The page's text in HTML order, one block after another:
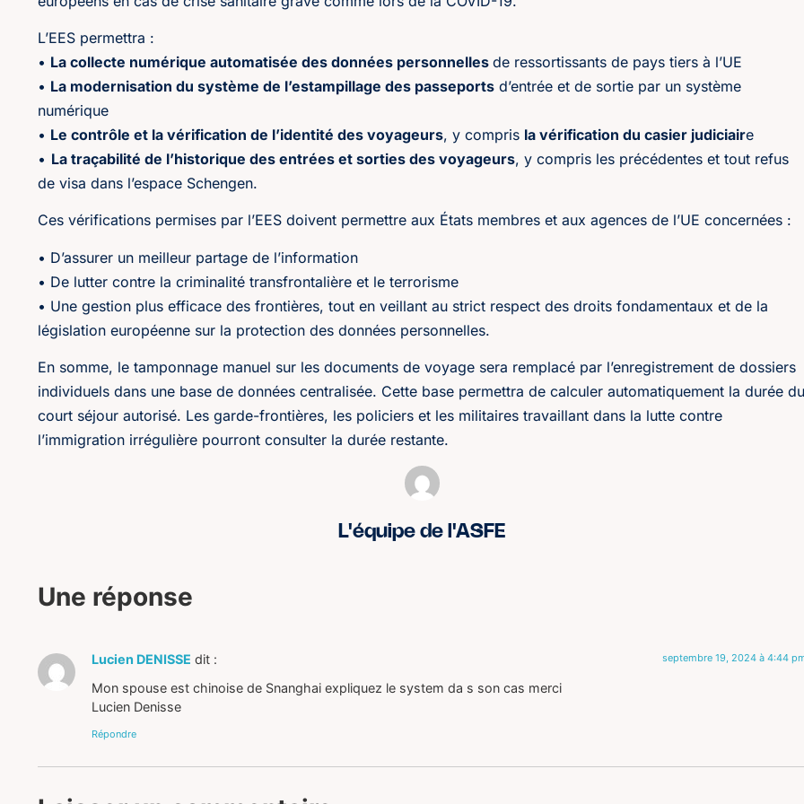
L’EES permettra :
• La collecte numérique automatisée des données personnelles de ressortissants de pays tiers à l’UE
• La modernisation du système de l’estampillage des passeports d’entrée et de sortie par un système
numérique
• Le contrôle et la vérification de l’identité des voyageurs, y compris la vérification du casier judiciaire
• La traçabilité de l’historique des entrées et sorties des voyageurs, y compris les précédentes et tout refus
de visa dans l’espace Schengen.
Ces vérifications permises par l’EES doivent permettre aux États membres et aux agences de l’UE concernées :
• D’assurer un meilleur partage de l’information
• De lutter contre la criminalité transfrontalière et le terrorisme
• Une gestion plus efficace des frontières, tout en veillant au strict respect des droits fondamentaux et de la
législation européenne sur la protection des données personnelles.
En somme, le tamponnage manuel sur les documents de voyage sera remplacé par l’enregistrement de dossiers
individuels dans une base de données centralisée. Cette base permettra de calculer automatiquement la durée du
court séjour autorisé. Les garde-frontières, les policiers et les militaires travaillant dans la lutte contre
l’immigration irrégulière pourront consulter la durée restante.
L'équipe de l'ASFE
Une réponse
Lucien DENISSE dit : septembre 19, 2024 à 4:44
Mon spouse est chinoise de Snanghai expliquez le system da s son cas merci
Lucien Denisse
Répondre